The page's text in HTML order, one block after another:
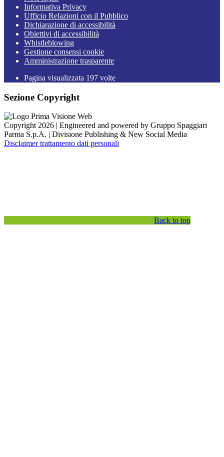
Informativa Privacy
Ufficio Relazioni con il Pubblico
Dichiarazione di accessibilità
Obiettivi di accessibilità
Whistleblowing
Gestione consensi cookie
Amministrazione trasparente
Pagina visualizzata 197 volte
Sezione Copyright
Copyright 2026 | Engineered and powered by Gruppo Spaggiari
Parma S.p.A. | Divisione Publishing & New Social Media
Disclaimer trattamento dati personali
Back to top